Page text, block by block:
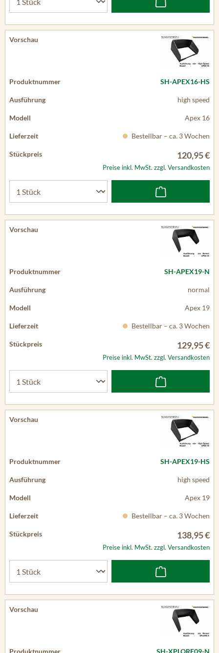
SH-APEX16-HS
high speed
Apex 16
Bestellbar – ca. 3 Wochen
120,95 €
Preise inkl. MwSt. zzgl. Versandkosten
SH-APEX19-N
normal
Apex 19
Bestellbar – ca. 3 Wochen
129,95 €
Preise inkl. MwSt. zzgl. Versandkosten
SH-APEX19-HS
high speed
Apex 19
Bestellbar – ca. 3 Wochen
138,95 €
Preise inkl. MwSt. zzgl. Versandkosten
SH-XPLORE09-N